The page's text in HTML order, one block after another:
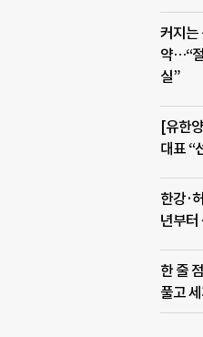
커지는
약…“
실”
[유한
대표 “
한강·
년부터
한 줄
풀고